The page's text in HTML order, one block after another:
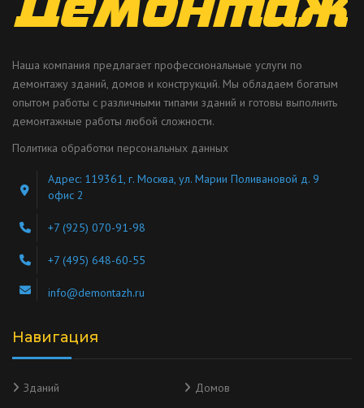
Наша компания предлагает профессиональные услуги по
демонтажу зданий, домов и конструкций. Мы обладаем богатым
опытом работы с различными типами зданий и готовы выполнить
демонтажные работы любой сложности.
Политика обработки персональных данных
Адрес: 119361, г. Москва, ул. Марии Поливановой д. 9
офис 2
+7 (925) 070-91-98
+7 (495) 648-60-55
info@demontazh.ru
Навигация
Зданий Домов